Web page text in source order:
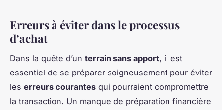
Erreurs à éviter dans le processus
d’achat
Dans la quête d’un terrain sans apport, il est
essentiel de se préparer soigneusement pour éviter
les erreurs courantes qui pourraient compromettre
la transaction. Un manque de préparation financière